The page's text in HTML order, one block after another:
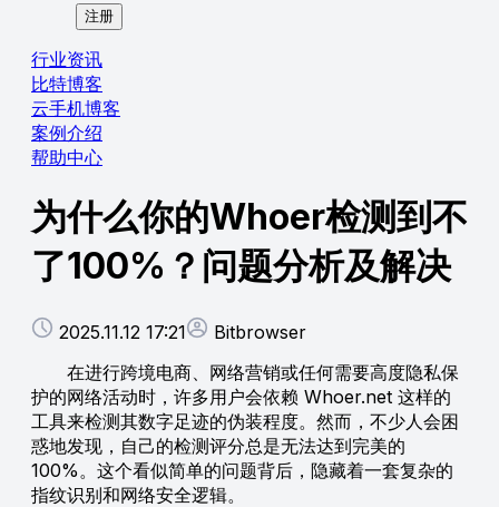
注册
行业资讯
比特博客
云手机博客
案例介绍
帮助中心
为什么你的Whoer检测到不
了100%？问题分析及解决
2025.11.12 17:21
Bitbrowser
在进行跨境电商、网络营销或任何需要高度隐私保
护的网络活动时，许多用户会依赖 Whoer.net 这样的
工具来检测其数字足迹的伪装程度。然而，不少人会困
惑地发现，自己的检测评分总是无法达到完美的
100%。这个看似简单的问题背后，隐藏着一套复杂的
指纹识别和网络安全逻辑。